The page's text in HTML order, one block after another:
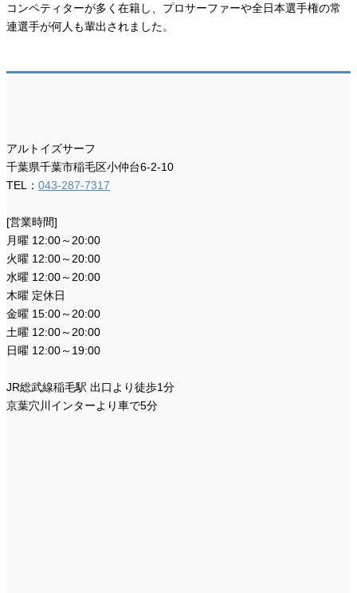
コンペティターが多く在籍し、プロサーファーや全日本選手権の常
連選手が何人も輩出されました。
アルトイズサーフ
千葉県千葉市稲毛区小仲台6-2-10
TEL： 043-287-7317
[営業時間]
月曜 12:00～20:00
火曜 12:00～20:00
水曜 12:00～20:00
木曜 定休日
金曜 15:00～20:00
土曜 12:00～20:00
日曜 12:00～19:00
JR総武線稲毛駅 出口より徒歩1分
京葉穴川インターより車で5分